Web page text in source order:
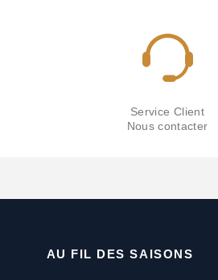
Service Client
Nous contacter
AU FIL DES SAISONS